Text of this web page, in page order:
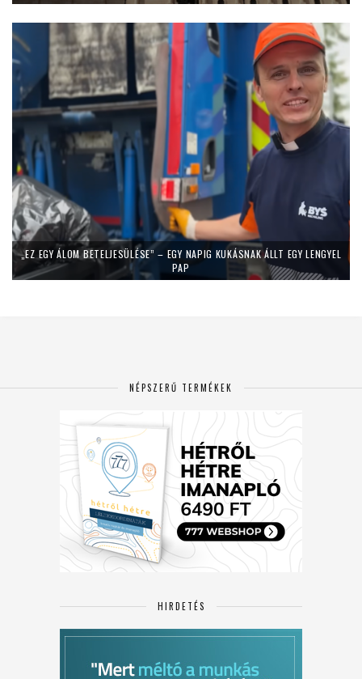
„EZ EGY ÁLOM BETELJESÜLÉSE” – EGY NAPIG KUKÁSNAK ÁLLT EGY LENGYEL
PAP
NÉPSZERŰ TERMÉKEK
HIRDETÉS